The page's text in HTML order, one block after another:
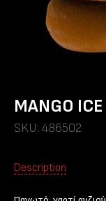
MANGO
SKU: 486502
Description